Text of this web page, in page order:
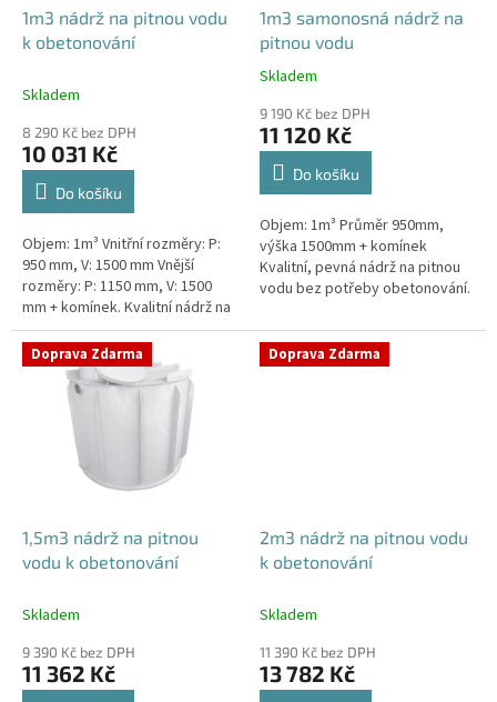
1m3 nádrž na pitnou vodu
k obetonování
Skladem
8 290 Kč bez DPH
10 031 Kč
Do košíku
Objem: 1m³ Vnitřní rozměry: P:
950 mm, V: 1500 mm Vnější
rozměry: P: 1150 mm, V: 1500
mm + komínek. Kvalitní nádrž na
pitnou vodu pod parkovací
stání. Průměr a umístění všech...
1m3 samonosná nádrž na
pitnou vodu
Průměrné
produktu
je
5,0
hvězdiček.
Skladem
9 190 Kč bez DPH
11 120 Kč
Do košíku
Objem: 1m³ Průměr 950mm,
výška 1500mm + komínek
Kvalitní, pevná nádrž na pitnou
vodu bez potřeby obetonování.
prostupů pro potrubí a hadice
specifikujte...
Doprava Zdarma
1,5m3 nádrž na pitnou
vodu k obetonování
Skladem
9 390 Kč bez DPH
11 362 Kč
Doprava Zdarma
2m3 nádrž na pitnou vodu
k obetonování
Skladem
11 390 Kč bez DPH
13 782 Kč